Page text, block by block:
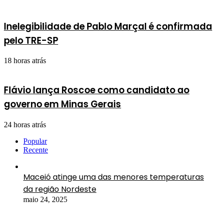
Inelegibilidade de Pablo Marçal é confirmada
pelo TRE-SP
18 horas atrás
Flávio lança Roscoe como candidato ao
governo em Minas Gerais
24 horas atrás
Popular
Recente
Maceió atinge uma das menores temperaturas
da região Nordeste
maio 24, 2025